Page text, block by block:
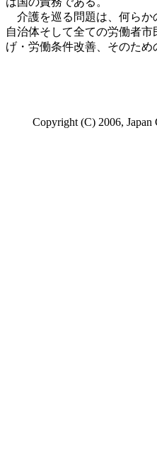
介護を巡る問題は、何らか
自治体そして全ての労働者
げ・労働条件改善、そのた
Copyright (C) 2006, Japan